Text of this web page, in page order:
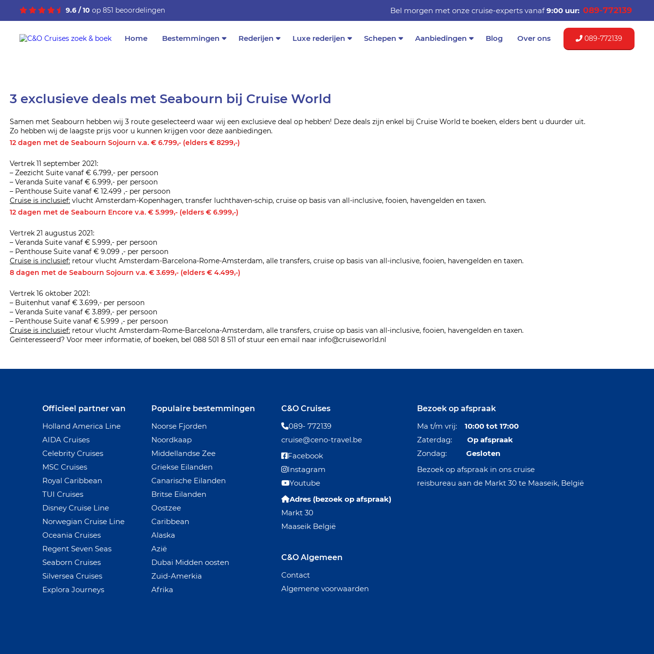
9.6 / 10 op 851 beoordelingen Bel morgen met onze cruise-experts vanaf9:00 uur: 089-772139
Home Bestemmingen Rederijen Luxe rederijen Schepen Aanbiedingen Blog Over ons 089-772139
3 exclusieve deals met Seabourn bij Cruise World
Samen met Seabourn hebben wij 3 route geselecteerd waar wij een exclusieve deal op hebben! Deze deals zijn enkel bij Cruise World te boeken, elders bent u duurder uit.
Zo hebben wij de laagste prijs voor u kunnen krijgen voor deze aanbiedingen.
12 dagen met de Seabourn Sojourn v.a. € 6.799,- (elders € 8299,-)
Vertrek 11 september 2021:
– Zeezicht Suite vanaf € 6.799,- per persoon
– Veranda Suite vanaf € 6.999,- per persoon
– Penthouse Suite vanaf € 12.499 ,- per persoon
Cruise is inclusief: vlucht Amsterdam-Kopenhagen, transfer luchthaven-schip, cruise op basis van all-inclusive, fooien, havengelden en taxen.
12 dagen met de Seabourn Encore v.a. € 5.999,- (elders € 6.999,-)
Vertrek 21 augustus 2021:
– Veranda Suite vanaf € 5.999,- per persoon
– Penthouse Suite vanaf € 9.099 ,- per persoon
Cruise is inclusief: retour vlucht Amsterdam-Barcelona-Rome-Amsterdam, alle transfers, cruise op basis van all-inclusive, fooien, havengelden en taxen.
8 dagen met de Seabourn Sojourn v.a. € 3.699,- (elders € 4.499,-)
Vertrek 16 oktober 2021:
– Buitenhut vanaf € 3.699,- per persoon
– Veranda Suite vanaf € 3.899,- per persoon
– Penthouse Suite vanaf € 5.999 ,- per persoon
Cruise is inclusief: retour vlucht Amsterdam-Rome-Barcelona-Amsterdam, alle transfers, cruise op basis van all-inclusive, fooien, havengelden en taxen.
Geïnteresseerd? Voor meer informatie, of boeken, bel 088 501 8 511 of stuur een email naar info@cruiseworld.nl
Officieel partner van
Holland America Line
AIDA Cruises
Celebrity Cruises
MSC Cruises
Royal Caribbean
TUI Cruises
Disney Cruise Line
Norwegian Cruise Line
Oceania Cruises
Regent Seven Seas
Seaborn Cruises
Silversea Cruises
Explora Journeys
Populaire bestemmingen
Noorse Fjorden
Noordkaap
Middellandse Zee
Griekse Eilanden
Canarische Eilanden
Britse Eilanden
Oostzee
Caribbean
Alaska
Azië
Dubai Midden oosten
Zuid-Amerkia
Afrika
C&O Cruises
089- 772139
cruise@ceno-travel.be
Facebook
Instagram
Youtube
Adres (bezoek op afspraak)
Markt 30
Maaseik België
C&O Algemeen
Contact
Algemene voorwaarden
Bezoek op afspraak
Ma t/m vrij: 10:00 tot 17:00
Zaterdag: Op afspraak
Zondag: Gesloten
Bezoek op afspraak in ons cruise
reisbureau aan de Markt 30 te Maaseik, België